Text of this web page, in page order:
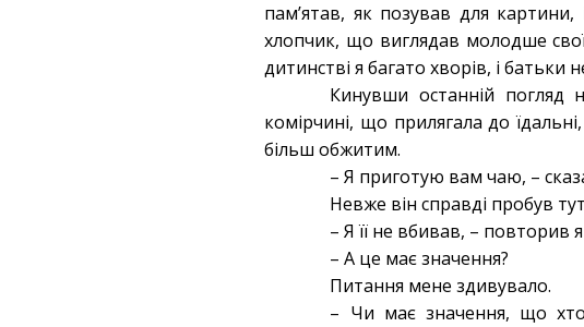
пам’ятав, як позував для
хлопчик, що виглядав молодше
дитинстві я багато хворів, і батьки
Кинувши останній погляд
комірчині, що прилягала до
більш обжитим.
– Я приготую вам чаю, –
Невже він справді пробув
– Я її не вбивав, – повторив
– А це має значення?
Питання мене здивувало.
– Чи має значення, що